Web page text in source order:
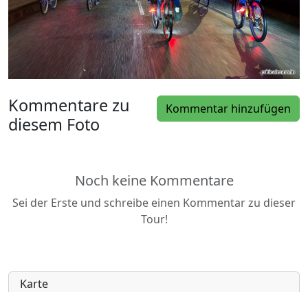
Kommentar hinzufügen
Kommentare zu
diesem Foto
Noch keine Kommentare
Sei der Erste und schreibe einen Kommentar zu dieser
Tour!
Karte